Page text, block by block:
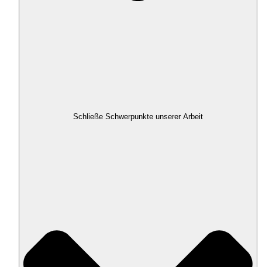
Schließe Schwerpunkte unserer Arbeit